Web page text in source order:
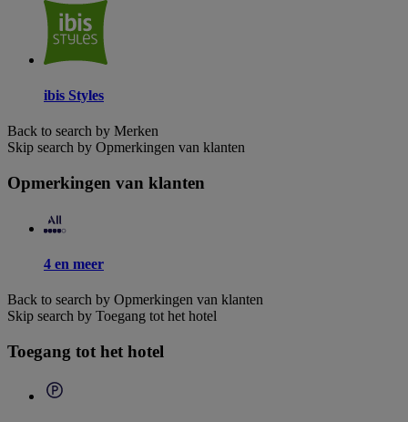
ibis Styles
Back to search by Merken
Skip search by Opmerkingen van klanten
Opmerkingen van klanten
4 en meer
Back to search by Opmerkingen van klanten
Skip search by Toegang tot het hotel
Toegang tot het hotel